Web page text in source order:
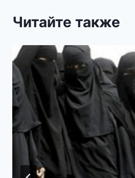
Читайте также